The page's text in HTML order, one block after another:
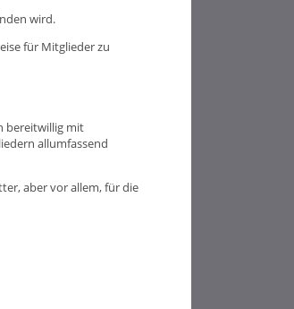
wird.
für Mitglieder zu
bereitwillig mit
allumfassend
aber vor allem, für die